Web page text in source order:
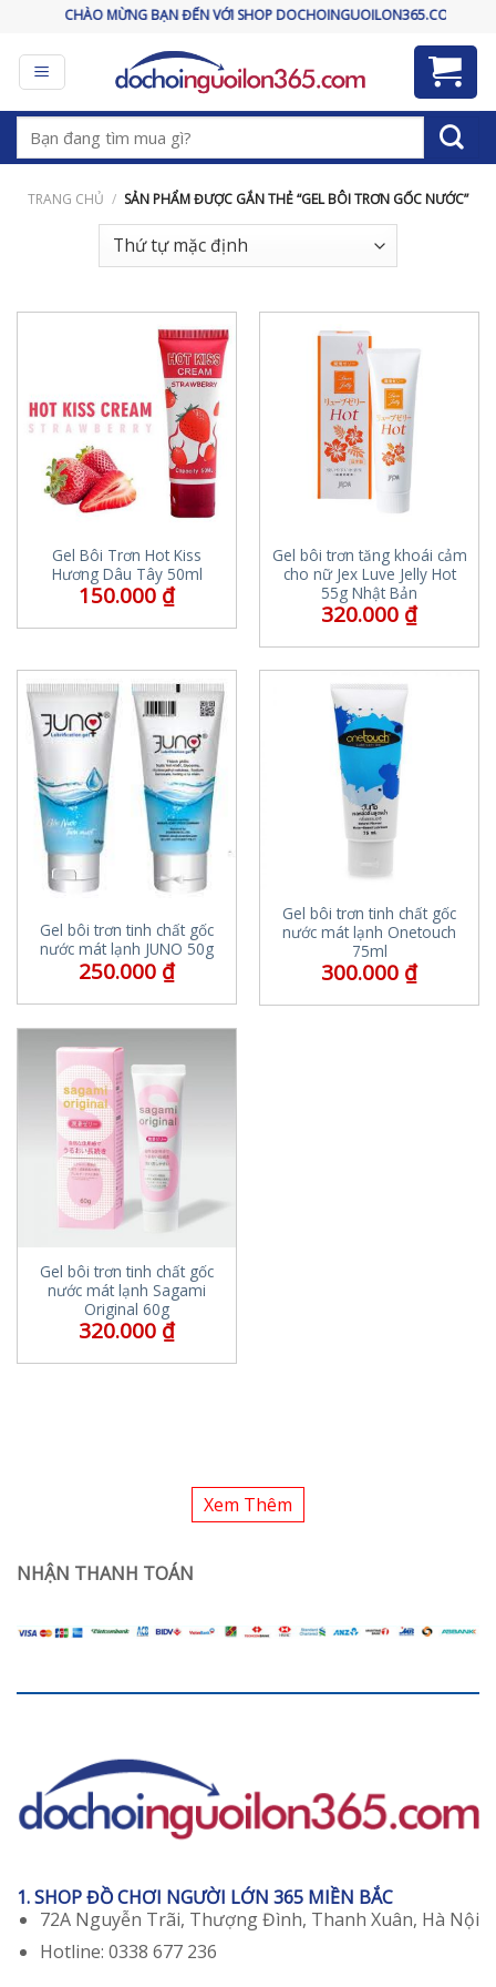
content
CHÀO MỪNG BẠN ĐẾN VỚI SHOP DOCHOINGUOILON365.COM
Tìm
kiếm:
TRANG CHỦ / SẢN PHẨM ĐƯỢC GẮN THẺ “GEL BÔI TRƠN GỐC NƯỚC”
Gel Bôi Trơn Hot Kiss
Hương Dâu Tây 50ml
150.000 ₫
Gel bôi trơn tăng khoái cảm
cho nữ Jex Luve Jelly Hot
55g Nhật Bản
320.000 ₫
Gel bôi trơn tinh chất gốc
nước mát lạnh JUNO 50g
250.000 ₫
Gel bôi trơn tinh chất gốc
nước mát lạnh Onetouch
75ml
300.000 ₫
Gel bôi trơn tinh chất gốc
nước mát lạnh Sagami
Original 60g
320.000 ₫
Xem Thêm
NHẬN THANH TOÁN
1. SHOP ĐỒ CHƠI NGƯỜI LỚN 365 MIỀN BẮC
72A Nguyễn Trãi, Thượng Đình, Thanh Xuân, Hà Nội
Hotline: 0338 677 236